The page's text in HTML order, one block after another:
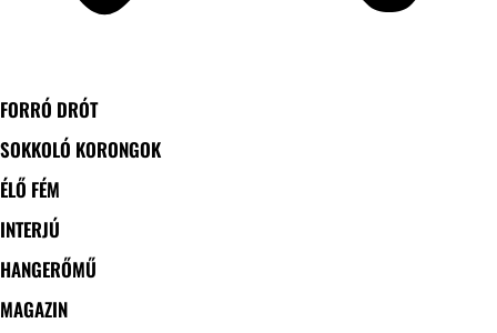
FORRÓ DRÓT
SOKKOLÓ KORONGOK
ÉLŐ FÉM
INTERJÚ
HANGERŐMŰ
MAGAZIN